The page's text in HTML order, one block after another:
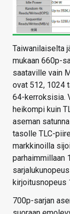
Taiwanilaiselta
mukaan 660p-
saataville vain
ovat 512, 1024
64-kerroksisia.
heikompi kuin
aseman
tasolle TLC-
markkinoilla
parhaimmillaan
kirjoitusnopeus
700p-sarjan